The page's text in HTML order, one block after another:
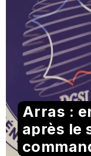
Arras :
après le